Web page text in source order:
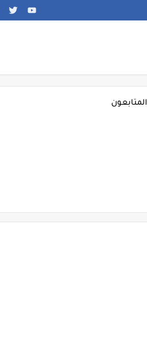
المتابعون